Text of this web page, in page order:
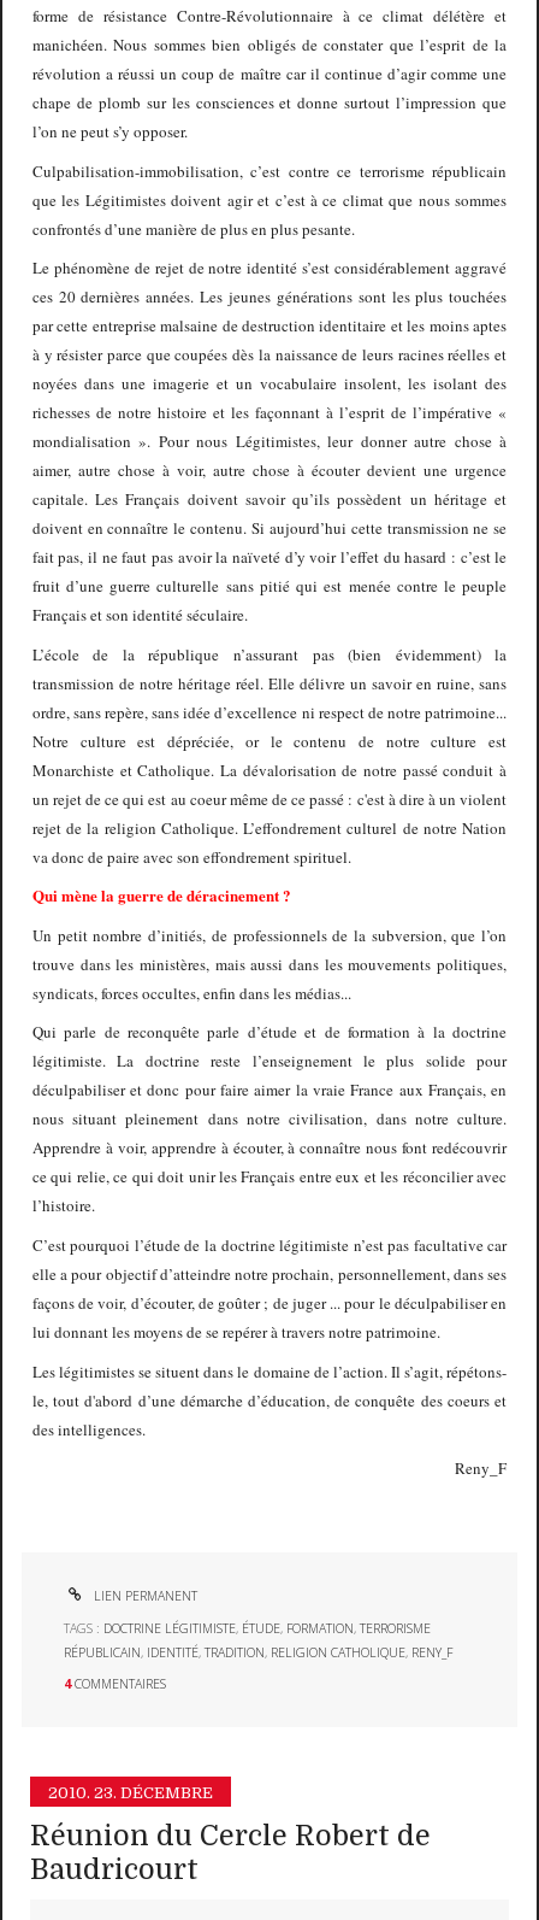
forme de résistance Contre-Révolutionnaire à ce climat délétère et
manichéen. Nous sommes bien obligés de constater que l’esprit de la
révolution a réussi un coup de maître car il continue d’agir comme une
chape de plomb sur les consciences et donne surtout l’impression que
l’on ne peut s’y opposer.
Culpabilisation-immobilisation, c’est contre ce terrorisme républicain
que les Légitimistes doivent agir et c’est à ce climat que nous sommes
confrontés d’une manière de plus en plus pesante.
Le phénomène de rejet de notre identité s’est considérablement aggravé
ces 20 dernières années. Les jeunes générations sont les plus touchées
par cette entreprise malsaine de destruction identitaire et les moins aptes
à y résister parce que coupées dès la naissance de leurs racines réelles et
noyées dans une imagerie et un vocabulaire insolent, les isolant des
richesses de notre histoire et les façonnant à l’esprit de l’impérative «
mondialisation ». Pour nous Légitimistes, leur donner autre chose à
aimer, autre chose à voir, autre chose à écouter devient une urgence
capitale. Les Français doivent savoir qu’ils possèdent un héritage et
doivent en connaître le contenu. Si aujourd’hui cette transmission ne se
fait pas, il ne faut pas avoir la naïveté d’y voir l’effet du hasard : c’est le
fruit d’une guerre culturelle sans pitié qui est menée contre le peuple
Français et son identité séculaire.
L’école de la république n’assurant pas (bien évidemment) la
transmission de notre héritage réel. Elle délivre un savoir en ruine, sans
ordre, sans repère, sans idée d’excellence ni respect de notre patrimoine...
Notre culture est dépréciée, or le contenu de notre culture est
Monarchiste et Catholique. La dévalorisation de notre passé conduit à
un rejet de ce qui est au coeur même de ce passé : c'est à dire à un violent
rejet de la religion Catholique. L’effondrement culturel de notre Nation
va donc de paire avec son effondrement spirituel.
Qui mène la guerre de déracinement ?
Un petit nombre d’initiés, de professionnels de la subversion, que l’on
trouve dans les ministères, mais aussi dans les mouvements politiques,
syndicats, forces occultes, enfin dans les médias...
Qui parle de reconquête parle d’étude et de formation à la doctrine
légitimiste. La doctrine reste l’enseignement le plus solide pour
déculpabiliser et donc pour faire aimer la vraie France aux Français, en
nous situant pleinement dans notre civilisation, dans notre culture.
Apprendre à voir, apprendre à écouter, à connaître nous font redécouvrir
ce qui relie, ce qui doit unir les Français entre eux et les réconcilier avec
l’histoire.
C’est pourquoi l’étude de la doctrine légitimiste n’est pas facultative car
elle a pour objectif d’atteindre notre prochain, personnellement, dans ses
façons de voir, d’écouter, de goûter ; de juger ... pour le déculpabiliser en
lui donnant les moyens de se repérer à travers notre patrimoine.
Les légitimistes se situent dans le domaine de l’action. Il s’agit, répétons-
le, tout d'abord d’une démarche d’éducation, de conquête des coeurs et
des intelligences.
Reny_F
LIEN PERMANENT
TAGS : DOCTRINE LÉGITIMISTE, ÉTUDE, FORMATION,TERRORISME
RÉPUBLICAIN, IDENTITÉ,TRADITION, RELIGION CATHOLIQUE, RENY_F
4 COMMENTAIRES
2010. 23. DÉCEMBRE
Réunion du Cercle Robert de
Baudricourt